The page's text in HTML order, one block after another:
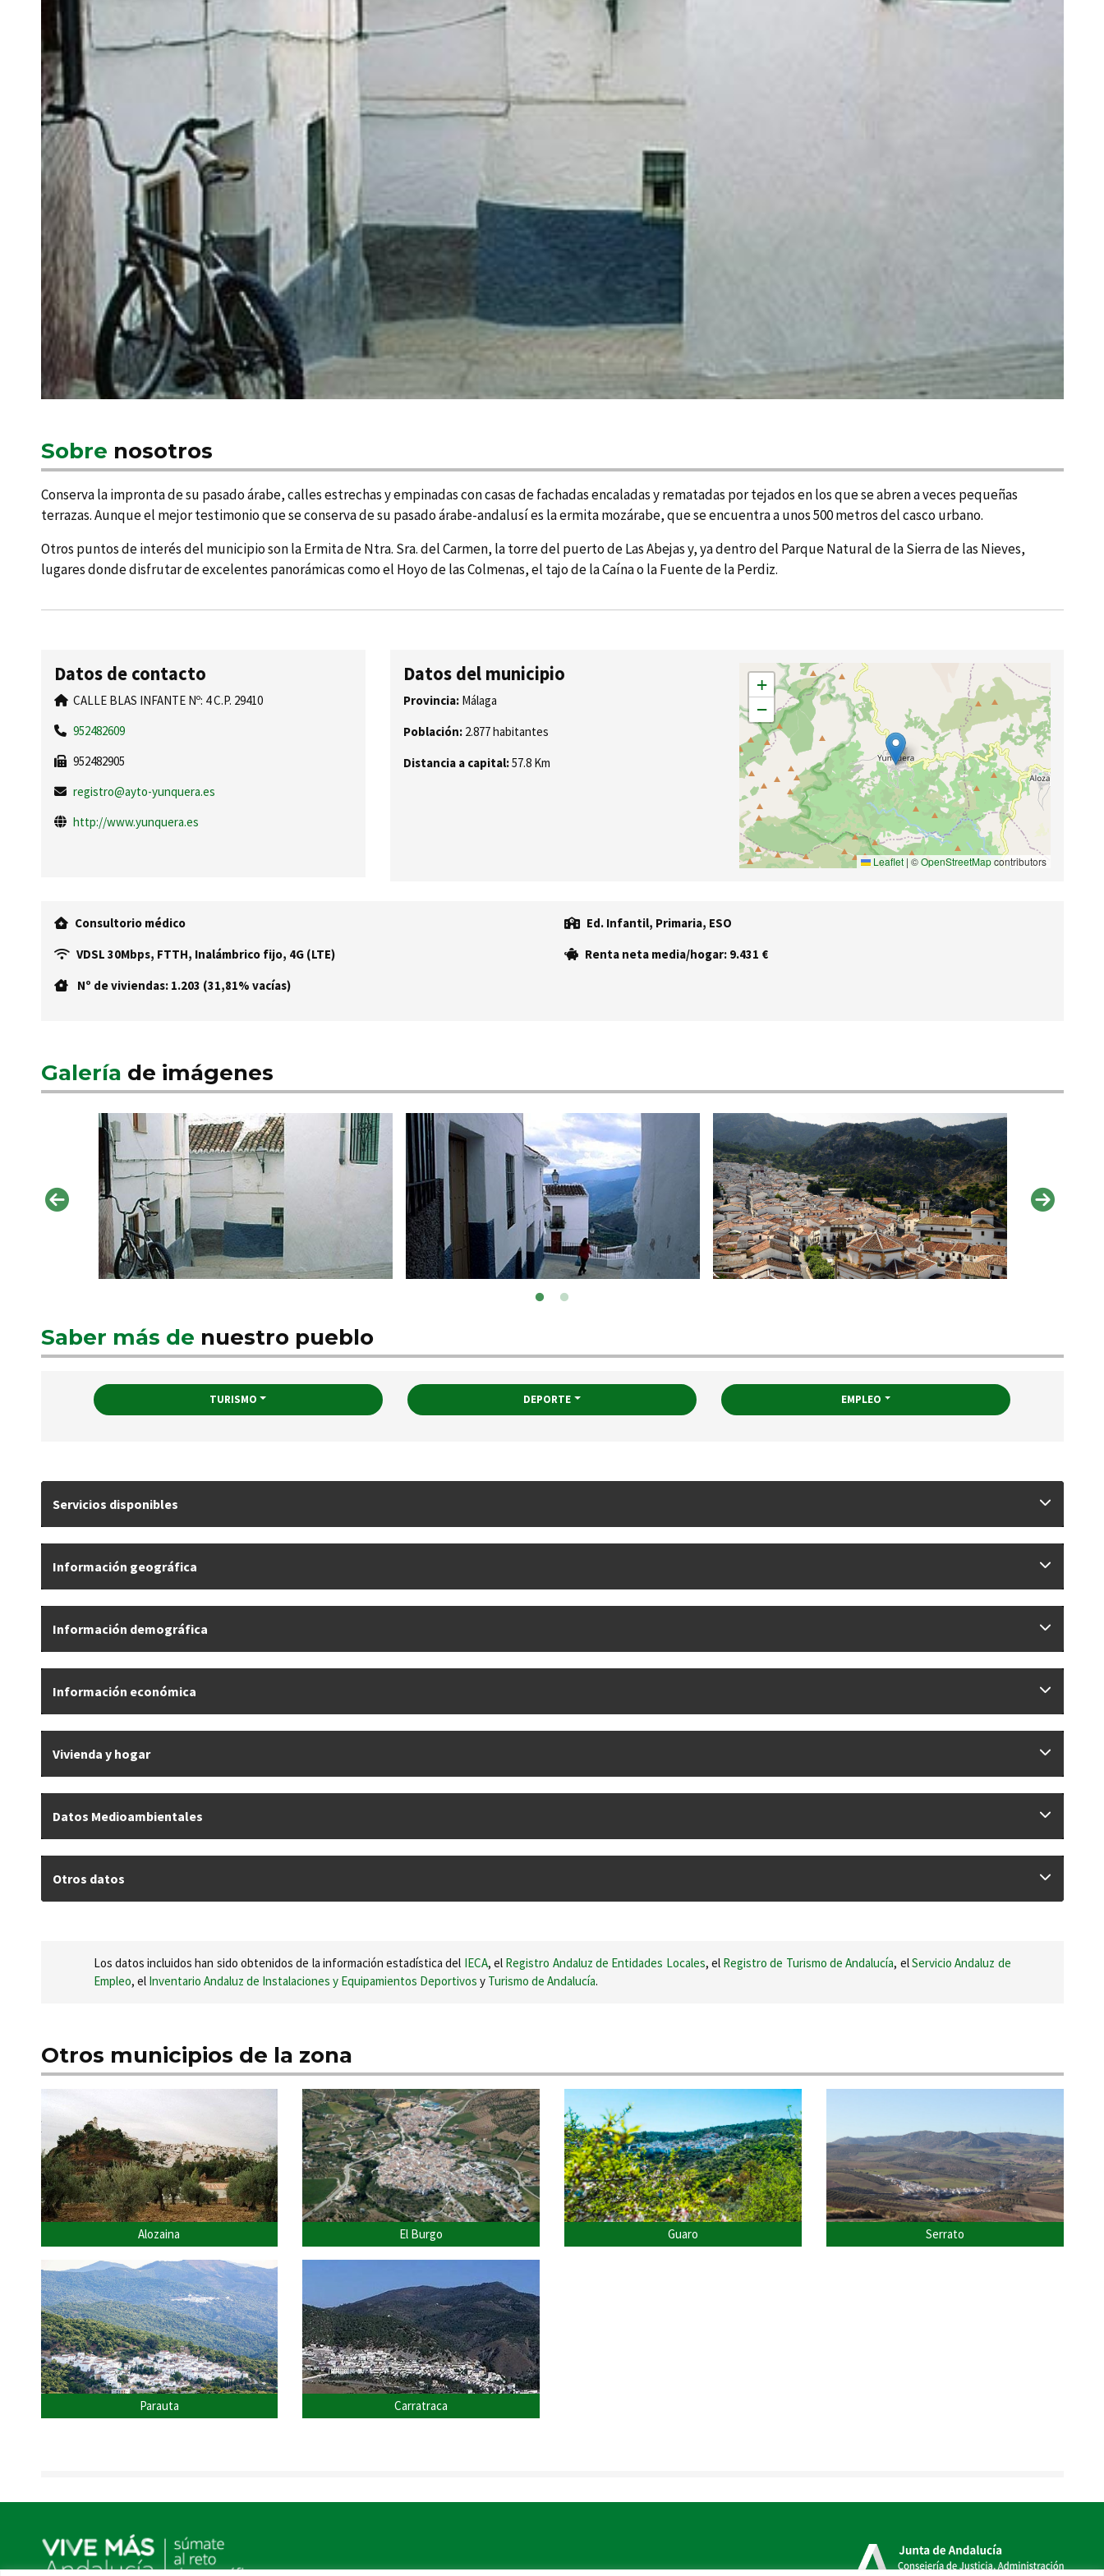
Sobre nosotros
Conserva la impronta de su pasado árabe, calles estrechas y empinadas con casas de fachadas encaladas y rematadas por tejados en los que se abren a veces pequeñas
terrazas. Aunque el mejor testimonio que se conserva de su pasado árabe-andalusí­ es la ermita mozárabe, que se encuentra a unos 500 metros del casco urbano.
Otros puntos de interés del municipio son la Ermita de Ntra. Sra. del Carmen, la torre del puerto de Las Abejas y, ya dentro del Parque Natural de la Sierra de las Nieves,
lugares donde disfrutar de excelentes panorámicas como el Hoyo de las Colmenas, el tajo de la Caí­na o la Fuente de la Perdiz.
Datos de contacto
CALLE BLAS INFANTE Nº: 4 C.P. 29410
952482609
952482905
registro@ayto-yunquera.es
http://www.yunquera.es
Datos del municipio
Provincia: Málaga
Población:2.877 habitantes
Distancia a capital:57.8 Km
+
−
Leaflet | ©OpenStreetMapcontributors
Consultorio médico
Ed. Infantil, Primaria, ESO
VDSL 30Mbps, FTTH, Inalámbrico fijo, 4G (LTE)
Renta neta media/hogar: 9.431 €
Nº de viviendas: 1.203 (31,81% vacías)
Galería de imágenes
Saber más de nuestro pueblo
TURISMO DEPORTE EMPLEO
Servicios disponibles
Información geográfica
Información demográfica
Información económica
Vivienda y hogar
Datos Medioambientales
Otros datos
Los datos incluidos han sido obtenidos de la información estadística del IECA, el Registro Andaluz de Entidades Locales, el Registro de Turismo de Andalucía, elServicio Andaluz de
Empleo, el Inventario Andaluz de Instalaciones y Equipamientos Deportivos y Turismo de Andalucía.
Otros municipios de la zona
Alozaina El Burgo Guaro Serrato
Parauta Carratraca